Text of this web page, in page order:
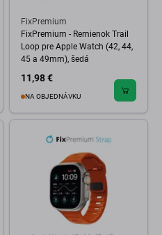
FixPremium
FixPremium - Remienok Trail
Loop pre Apple Watch (42, 44,
45 a 49mm), šedá
11,98 €
NA OBJEDNÁVKU